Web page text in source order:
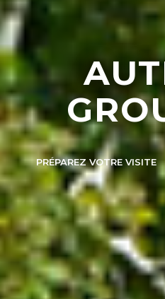
PRÉPAREZ VOTRE VISITE